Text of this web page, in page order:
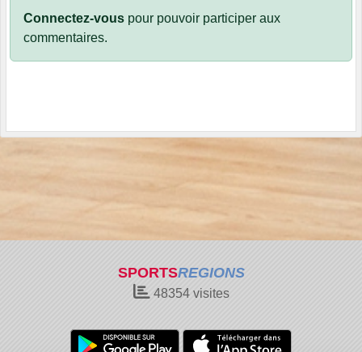
Connectez-vous pour pouvoir participer aux
commentaires.
SPORTSREGIONS
48354visites